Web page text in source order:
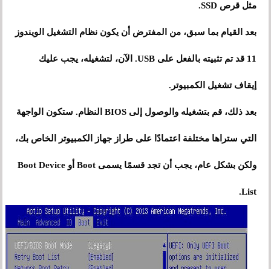
مثل قرص SSD.
بعد القيام بما سبق، من المفترض أن يكون نظام التشغيل الويندوز
11 قد تم تثبيته بالفعل على USB. الآن، لتشغيله، يجب عليك
إيقاف تشغيل الكمبيوتر.
بعد ذلك، قم بتشغيله والوصول إلى BIOS النظام. ستكون الواجهة
التي ستراها مختلفة اعتمادًا على طراز جهاز الكمبيوتر الخاص بك،
ولكن بشكل عام، يجب أن تجد قسمًا يسمى Boot أو Boot Device
List.